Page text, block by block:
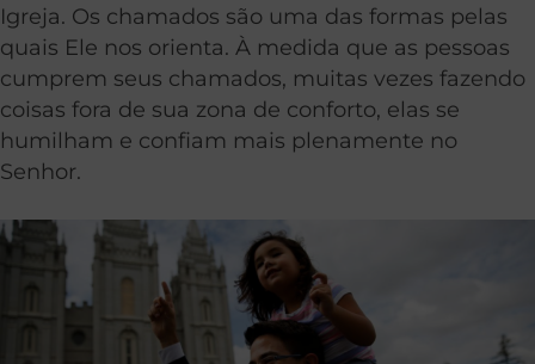
Igreja. Os chamados são uma das formas pelas
quais Ele nos orienta. À medida que as pessoas
cumprem seus chamados, muitas vezes fazendo
coisas fora de sua zona de conforto, elas se
humilham e confiam mais plenamente no
Senhor.